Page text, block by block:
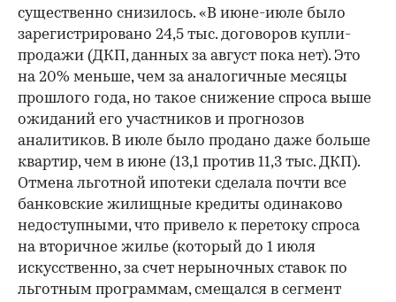
существенно снизилось. «В июне-июле было
зарегистрировано 24,5 тыс. договоров купли-
продажи (ДКП, данных за август пока нет). Это
на 20% меньше, чем за аналогичные месяцы
прошлого года, но такое снижение спроса выше
ожиданий его участников и прогнозов
аналитиков. В июле было продано даже больше
квартир, чем в июне (13,1 против 11,3 тыс. ДКП).
Отмена льготной ипотеки сделала почти все
банковские жилищные кредиты одинаково
недоступными, что привело к перетоку спроса
на вторичное жилье (который до 1 июля
искусственно, за счет нерыночных ставок по
льготным программам, смещался в сегмент